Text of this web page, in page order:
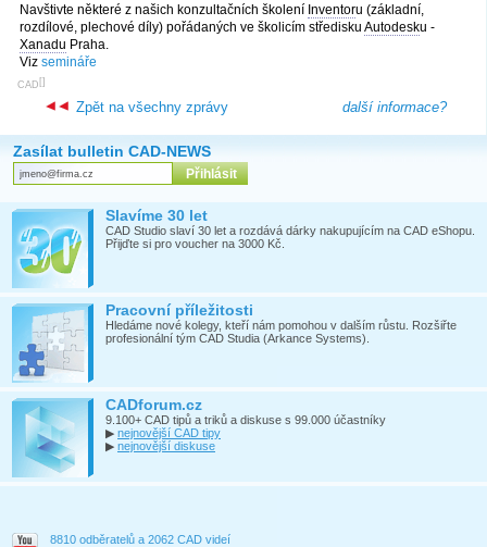
Navštivte některé z našich konzultačních školení Inventoru (základní,
rozdílové, plechové díly) pořádaných ve školicím středisku Autodesku -
Xanadu Praha.
Viz semináře
[
CAD ]
další informace?
Zpět na všechny zprávy
Zasílat bulletin CAD-NEWS
Slavíme 30 let
CAD Studio slaví 30 let a rozdává dárky nakupujícím na CAD eShopu.
Přijďte si pro voucher na 3000 Kč.
Pracovní příležitosti
Hledáme nové kolegy, kteří nám pomohou v dalším růstu. Rozšiřte
profesionální tým CAD Studia (Arkance Systems).
CADforum.cz
9.100+ CAD tipů a triků a diskuse s 99.000 účastníky
▶ nejnovější CAD tipy
▶ nejnovější diskuse
8810 odběratelů a 2062 CAD videí